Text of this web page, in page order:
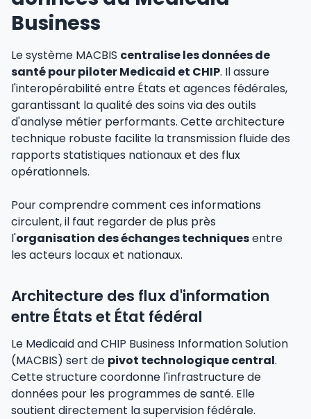
Business
Le système MACBIS centralise les données de
santé pour piloter Medicaid et CHIP. Il assure
l'interopérabilité entre États et agences fédérales,
garantissant la qualité des soins via des outils
d'analyse métier performants. Cette architecture
technique robuste facilite la transmission fluide des
rapports statistiques nationaux et des flux
opérationnels.
Pour comprendre comment ces informations
circulent, il faut regarder de plus près
l'organisation des échanges techniquesentre
les acteurs locaux et nationaux.
Architecture des flux d'information
entre États et État fédéral
Le Medicaid and CHIP Business Information Solution
(MACBIS) sert de pivot technologique central.
Cette structure coordonne l'infrastructure de
données pour les programmes de santé. Elle
soutient directement la supervision fédérale.